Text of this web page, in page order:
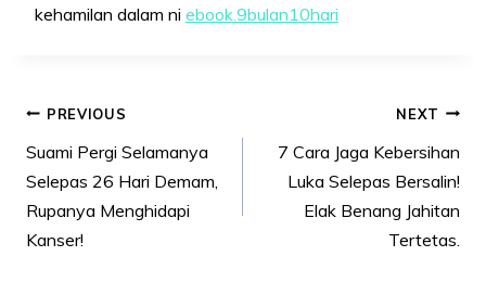
kehamilan dalam ni ebook.9bulan10hari
Post
navigation
PREVIOUS
Suami Pergi Selamanya
Selepas 26 Hari Demam,
Rupanya Menghidapi
Kanser!
NEXT
7 Cara Jaga Kebersihan
Luka Selepas Bersalin!
Elak Benang Jahitan
Tertetas.